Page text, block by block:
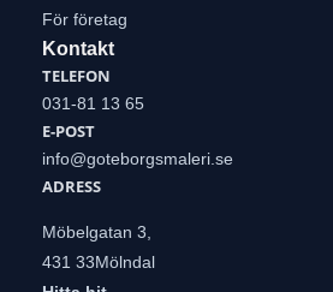
För företag
Kontakt
TELEFON
031-81 13 65
E-POST
info@goteborgsmaleri.se
ADRESS
Möbelgatan 3,
431 33Mölndal